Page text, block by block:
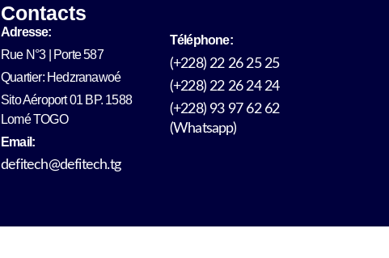
Contacts
Adresse:
Rue N°3 | Porte 587
Quartier: Hedzranawoé
Sito Aéroport 01 BP. 1588
Lomé TOGO
Email:
defitech@defitech.tg
Téléphone:
(+228) 22 26 25 25
(+228) 22 26 24 24
(+228) 93 97 62 62
(Whatsapp)